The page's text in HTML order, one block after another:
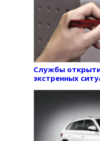
Службы
экстренных